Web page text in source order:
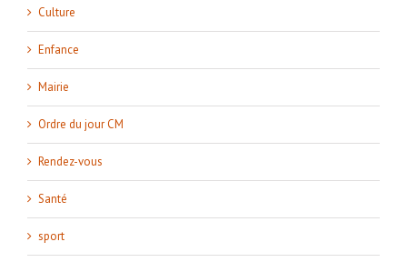
Culture
Enfance
Mairie
Ordre du jour CM
Rendez-vous
Santé
sport